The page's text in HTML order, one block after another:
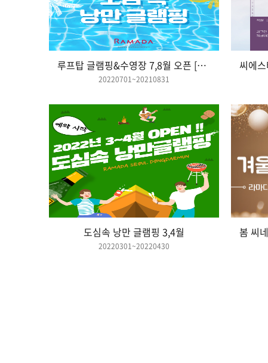
루프탑 글램핑&수영장 7,8월 오픈 [7월 오전 글램핑 & 7월 특정날짜 올데이 이벤트]
20220701~20210831
도심속 낭만 글램핑 3,4월
20220301~20220430